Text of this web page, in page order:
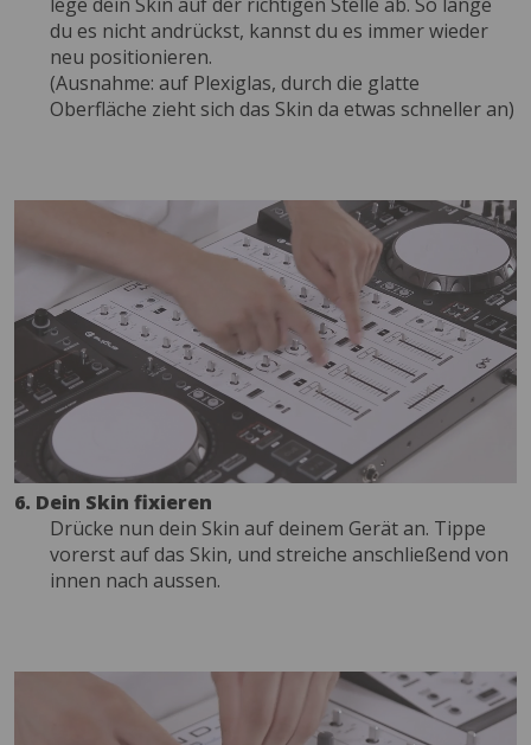
du es nicht andrückst, kannst du es immer wieder
neu positionieren.
(Ausnahme: auf Plexiglas, durch die glatte
Oberfläche zieht sich das Skin da etwas schneller an)
6. Dein Skin fixieren
Drücke nun dein Skin auf deinem Gerät an. Tippe
vorerst auf das Skin, und streiche anschließend von
innen nach aussen.